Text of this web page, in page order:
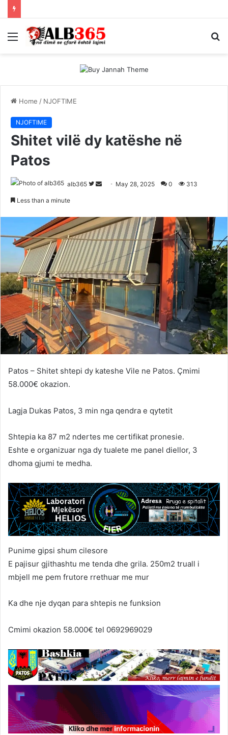
Menu
Home / NJOFTIME
NJOFTIME
Shitet vilë dy katëshe në
Patos
alb365
Follow
Send May 28, 2025 0 313
Less than a minute
Patos – Shitet shtepi dy kateshe Vile ne Patos. Çmimi
58.000€ okazion.
Lagja Dukas Patos, 3 min nga qendra e qytetit
Shtepia ka 87 m2 ndertes me certifikat pronesie.
Eshte e organizuar nga dy tualete me panel diellor, 3
dhoma gjumi te medha.
Punime gipsi shum cilesore
E pajisur gjithashtu me tenda dhe grila. 250m2 truall i
mbjell me pem frutore rrethuar me mur
Ka dhe nje dyqan para shtepis ne funksion
Cmimi okazion 58.000€ tel 0692969029